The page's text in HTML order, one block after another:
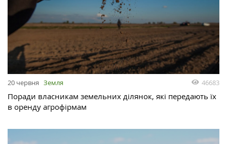
20 червня Земля 46683
Поради власникам земельних ділянок, які передають їх
в оренду агрофірмам